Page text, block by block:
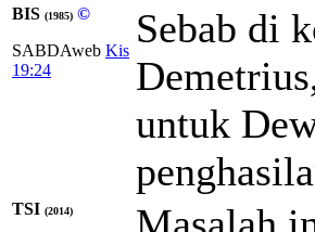
BIS (1985) ©
SABDAweb Kis
19:24
Sebab di
untuk
TSI (2014)